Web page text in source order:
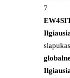
7
slapukas